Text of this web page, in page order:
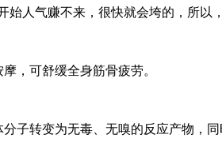
赚不来，很快就会垮的，所以，
，可舒缓全身筋骨疲劳。
转变为无毒、无嗅的反应产物，